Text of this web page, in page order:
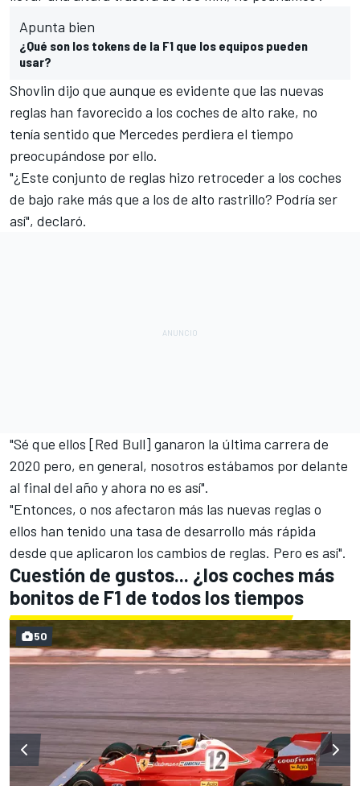
Apunta bien
¿Qué son los tokens de la F1 que los equipos pueden
usar?
Shovlin dijo que aunque es evidente que las nuevas
reglas han favorecido a los coches de alto rake, no
tenía sentido que Mercedes perdiera el tiempo
preocupándose por ello.
"¿Este conjunto de reglas hizo retroceder a los coches
de bajo rake más que a los de alto rastrillo? Podría ser
así", declaró.
"Sé que ellos [Red Bull] ganaron la última carrera de
2020 pero, en general, nosotros estábamos por delante
al final del año y ahora no es así".
"Entonces, o nos afectaron más las nuevas reglas o
ellos han tenido una tasa de desarrollo más rápida
desde que aplicaron los cambios de reglas. Pero es así".
Cuestión de gustos... ¿los coches más
bonitos de F1 de todos los tiempos
50